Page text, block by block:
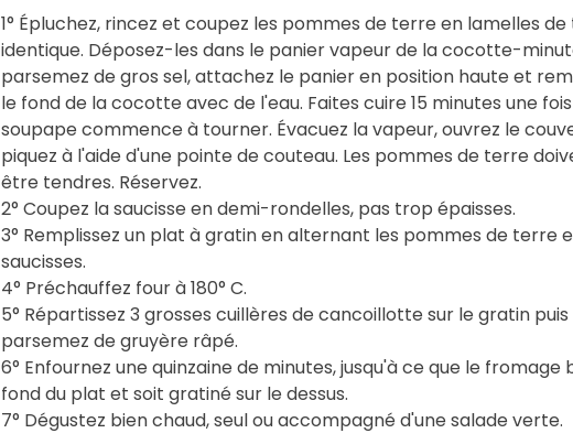
1° Épluchez, rincez et coupez les pommes de terre en lamelles de
identique. Déposez-les dans le panier vapeur de la cocotte-
parsemez de gros sel, attachez le panier en position haute et
le fond de la cocotte avec de l'eau. Faites cuire 15 minutes une
soupape commence à tourner. Évacuez la vapeur, ouvrez le
piquez à l'aide d'une pointe de couteau. Les pommes de terre
être tendres. Réservez.
2° Coupez la saucisse en demi-rondelles, pas trop épaisses.
3° Remplissez un plat à gratin en alternant les pommes de terre
saucisses.
4° Préchauffez four à 180° C.
5° Répartissez 3 grosses cuillères de cancoillotte sur le gratin puis
parsemez de gruyère râpé.
6° Enfournez une quinzaine de minutes, jusqu'à ce que le fromage
fond du plat et soit gratiné sur le dessus.
7° Dégustez bien chaud, seul ou accompagné d'une salade verte.